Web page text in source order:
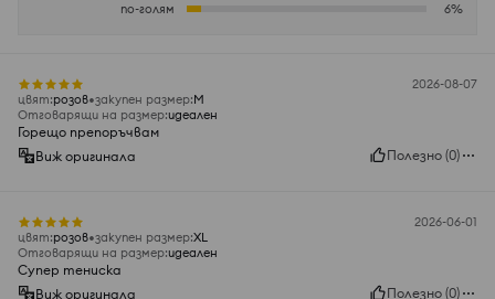
по-голям
6%
2026-08-07
цвят:розов закупен размер:M
Отговарящи на размер:идеален
Горещо препоръчвам
Виж оригинала
Полезно (0)
2026-06-01
цвят:розов закупен размер:XL
Отговарящи на размер:идеален
Супер тениска
Виж оригинала
Полезно (0)